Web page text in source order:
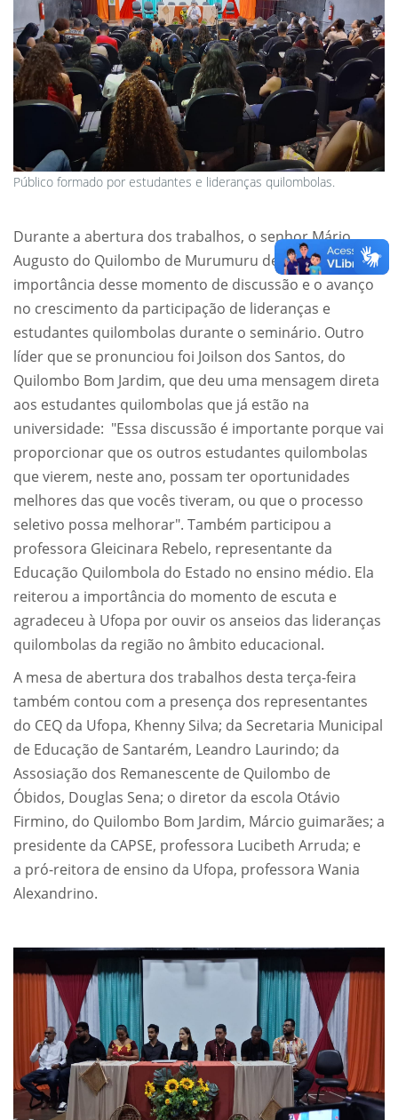
Público formado por estudantes e lideranças quilombolas.
Durante a abertura dos trabalhos, o senhor Mário
Augusto do Quilombo de Murumuru destacou a
importância desse momento de discussão e o avanço
no crescimento da participação de lideranças e
estudantes quilombolas durante o seminário. Outro
líder que se pronunciou foi Joilson dos Santos, do
Quilombo Bom Jardim, que deu uma mensagem direta
aos estudantes quilombolas que já estão na
universidade: "Essa discussão é importante porque vai
proporcionar que os outros estudantes quilombolas
que vierem, neste ano, possam ter oportunidades
melhores das que vocês tiveram, ou que o processo
seletivo possa melhorar". Também participou a
professora Gleicinara Rebelo, representante da
Educação Quilombola do Estado no ensino médio. Ela
reiterou a importância do momento de escuta e
agradeceu à Ufopa por ouvir os anseios das lideranças
quilombolas da região no âmbito educacional.
A mesa de abertura dos trabalhos desta terça-feira
também contou com a presença dos representantes
do CEQ da Ufopa, Khenny Silva; da Secretaria Municipal
de Educação de Santarém, Leandro Laurindo; da
Assosiação dos Remanescente de Quilombo de
Óbidos, Douglas Sena; o diretor da escola Otávio
Firmino, do Quilombo Bom Jardim, Márcio guimarães; a
presidente da CAPSE, professora Lucibeth Arruda; e
a pró-reitora de ensino da Ufopa, professora Wania
Alexandrino.